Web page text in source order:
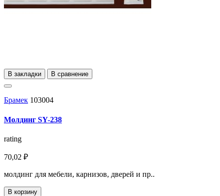
В закладки В сравнение
Брамек 103004
Молдинг SY-238
rating
70,02 ₽
молдинг для мебели, карнизов, дверей и пр..
В корзину